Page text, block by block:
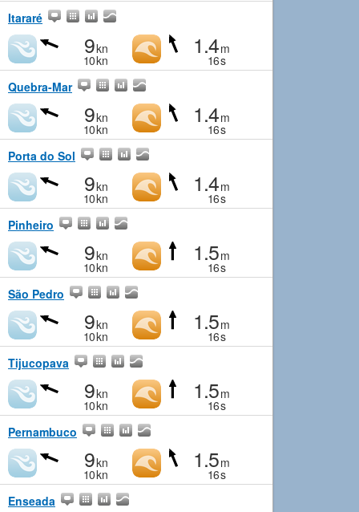
Itararé
9kn
10kn
1.4m
16s
Quebra-Mar
9kn
10kn
1.4m
16s
Porta do Sol
9kn
10kn
1.4m
16s
Pinheiro
9kn
10kn
1.5m
16s
São Pedro
9kn
10kn
1.5m
16s
Tijucopava
9kn
10kn
1.5m
16s
Pernambuco
9kn
10kn
1.5m
16s
Enseada